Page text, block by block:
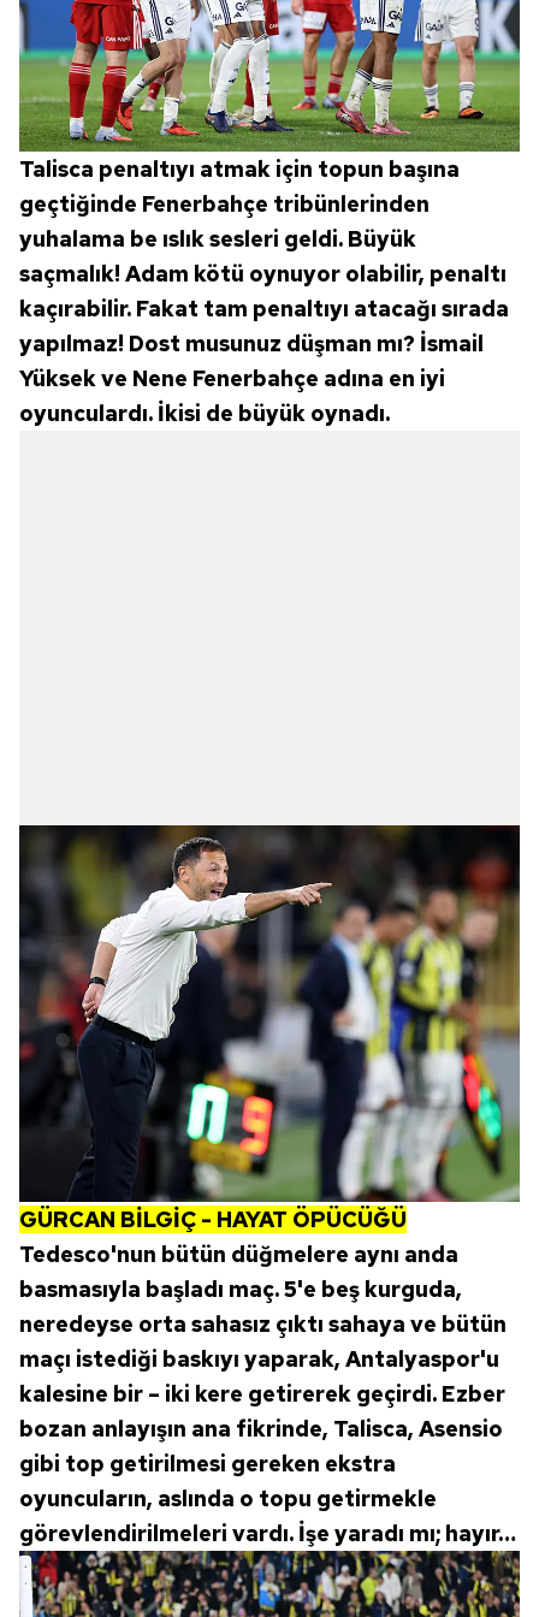
Talisca penaltıyı atmak için topun başına
geçtiğinde Fenerbahçe tribünlerinden
yuhalama be ıslık sesleri geldi. Büyük
saçmalık! Adam kötü oynuyor olabilir, penaltı
kaçırabilir. Fakat tam penaltıyı atacağı sırada
yapılmaz! Dost musunuz düşman mı? İsmail
Yüksek ve Nene Fenerbahçe adına en iyi
oyunculardı. İkisi de büyük oynadı.
GÜRCAN BİLGİÇ - HAYAT ÖPÜCÜĞÜ
Tedesco'nun bütün düğmelere aynı anda
basmasıyla başladı maç. 5'e beş kurguda,
neredeyse orta sahasız çıktı sahaya ve bütün
maçı istediği baskıyı yaparak, Antalyaspor'u
kalesine bir – iki kere getirerek geçirdi. Ezber
bozan anlayışın ana fikrinde, Talisca, Asensio
gibi top getirilmesi gereken ekstra
oyuncuların, aslında o topu getirmekle
görevlendirilmeleri vardı. İşe yaradı mı; hayır…